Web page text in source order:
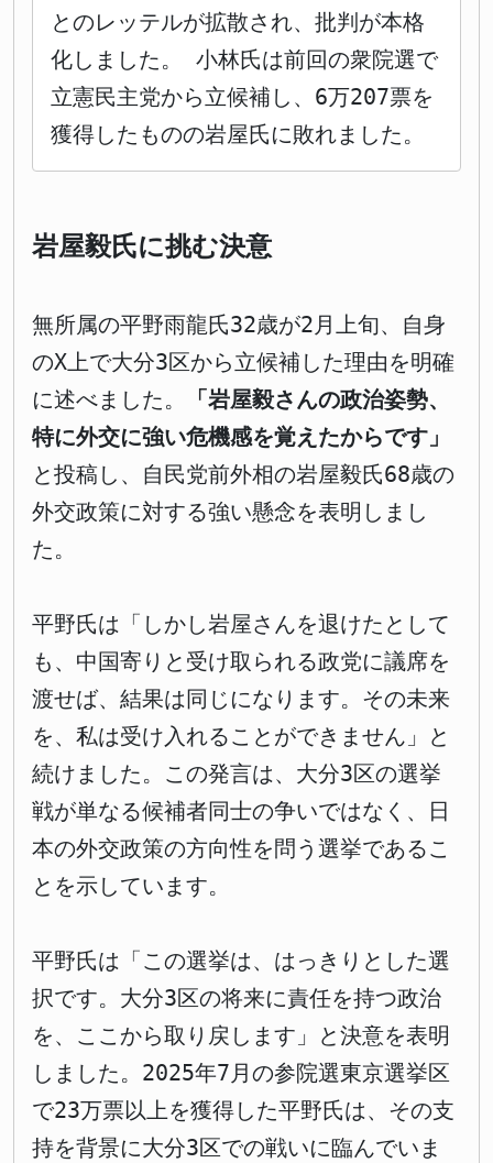
とのレッテルが拡散され、批判が本格
化しました。 小林氏は前回の衆院選で
立憲民主党から立候補し、6万207票を
獲得したものの岩屋氏に敗れました。
岩屋毅氏に挑む決意
無所属の平野雨龍氏32歳が2月上旬、自身
のX上で大分3区から立候補した理由を明確
に述べました。
「岩屋毅さんの政治姿勢、
特に外交に強い危機感を覚えたからです」
と投稿し、自民党前外相の岩屋毅氏68歳の
外交政策に対する強い懸念を表明しまし
た。
平野氏は「しかし岩屋さんを退けたとして
も、中国寄りと受け取られる政党に議席を
渡せば、結果は同じになります。その未来
を、私は受け入れることができません」と
続けました。この発言は、大分3区の選挙
戦が単なる候補者同士の争いではなく、日
本の外交政策の方向性を問う選挙であるこ
とを示しています。
平野氏は「この選挙は、はっきりとした選
択です。大分3区の将来に責任を持つ政治
を、ここから取り戻します」と決意を表明
しました。2025年7月の参院選東京選挙区
で23万票以上を獲得した平野氏は、その支
持を背景に大分3区での戦いに臨んでいま